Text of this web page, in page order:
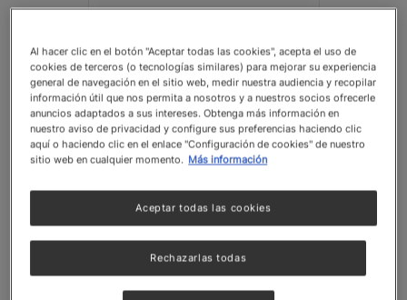
NESCAFÉ® Tradición sticks
g
Ver detalles
Al hacer clic en el botón "Aceptar todas las cookies", acepta el uso de
cookies de terceros (o tecnologías similares) para mejorar su experiencia
general de navegación en el sitio web, medir nuestra audiencia y recopilar
información útil que nos permita a nosotros y a nuestros socios ofrecerle
anuncios adaptados a sus intereses. Obtenga más información en
nuestro aviso de privacidad y configure sus preferencias haciendo clic
aquí o haciendo clic en el enlace "Configuración de cookies" de nuestro
sitio web en cualquier momento. Más información
Rechazarlas todas
Aceptar todas las cookies